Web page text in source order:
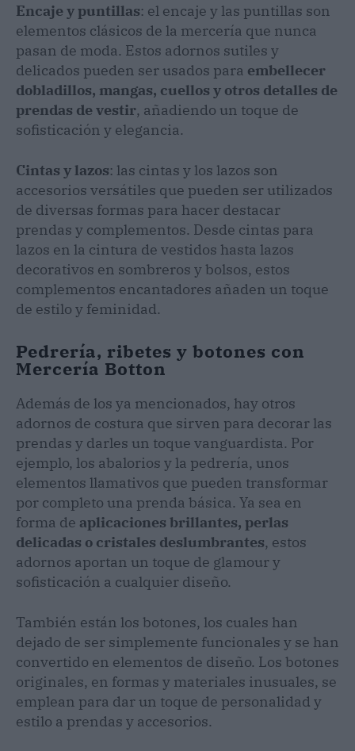
Encaje y puntillas: el encaje y las puntillas son
elementos clásicos de la mercería que nunca
pasan de moda. Estos adornos sutiles y
delicados pueden ser usados para embellecer
dobladillos, mangas, cuellos y otros detalles de
prendas de vestir, añadiendo un toque de
sofisticación y elegancia.
Cintas y lazos: las cintas y los lazos son
accesorios versátiles que pueden ser utilizados
de diversas formas para hacer destacar
prendas y complementos. Desde cintas para
lazos en la cintura de vestidos hasta lazos
decorativos en sombreros y bolsos, estos
complementos encantadores añaden un toque
de estilo y feminidad.
Pedrería, ribetes y botones con
Mercería Botton
Además de los ya mencionados, hay otros
adornos de costura que sirven para decorar las
prendas y darles un toque vanguardista. Por
ejemplo, los abalorios y la pedrería, unos
elementos llamativos que pueden transformar
por completo una prenda básica. Ya sea en
forma de aplicaciones brillantes, perlas
delicadas o cristales deslumbrantes, estos
adornos aportan un toque de glamour y
sofisticación a cualquier diseño.
También están los botones, los cuales han
dejado de ser simplemente funcionales y se han
convertido en elementos de diseño. Los botones
originales, en formas y materiales inusuales, se
emplean para dar un toque de personalidad y
estilo a prendas y accesorios.